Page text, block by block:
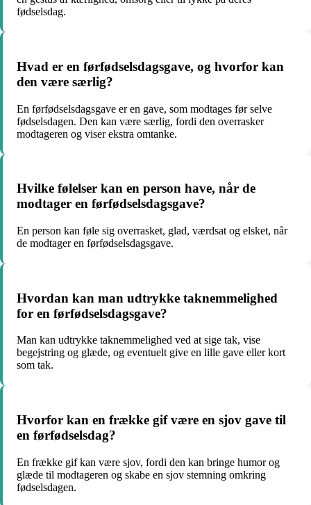
fødselsdag.
Hvad er en førfødselsdagsgave, og hvorfor kan
den være særlig?
En førfødselsdagsgave er en gave, som modtages før selve
fødselsdagen. Den kan være særlig, fordi den overrasker
modtageren og viser ekstra omtanke.
Hvilke følelser kan en person have, når de
modtager en førfødselsdagsgave?
En person kan føle sig overrasket, glad, værdsat og elsket, når
de modtager en førfødselsdagsgave.
Hvordan kan man udtrykke taknemmelighed
for en førfødselsdagsgave?
Man kan udtrykke taknemmelighed ved at sige tak, vise
begejstring og glæde, og eventuelt give en lille gave eller kort
som tak.
Hvorfor kan en frække gif være en sjov gave til
en førfødselsdag?
En frække gif kan være sjov, fordi den kan bringe humor og
glæde til modtageren og skabe en sjov stemning omkring
fødselsdagen.